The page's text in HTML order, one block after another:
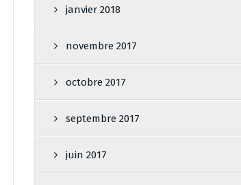
janvier 2018
novembre 2017
octobre 2017
septembre 2017
juin 2017